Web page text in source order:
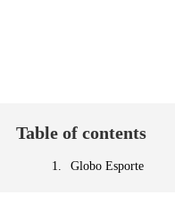
Table of contents
Globo Esporte